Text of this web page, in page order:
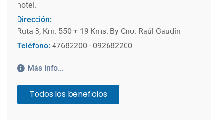
hotel.
Dirección:
Ruta 3, Km. 550 + 19 Kms. By Cno. Raúl Gaudín
Teléfono: 47682200 - 092682200
Más info...
Todos los beneficios